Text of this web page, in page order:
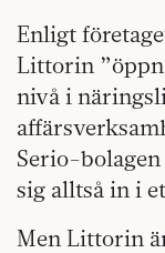
Enligt
Littorin
nivå i
Serio-bolagen
sig alltså in i
Men Littorin